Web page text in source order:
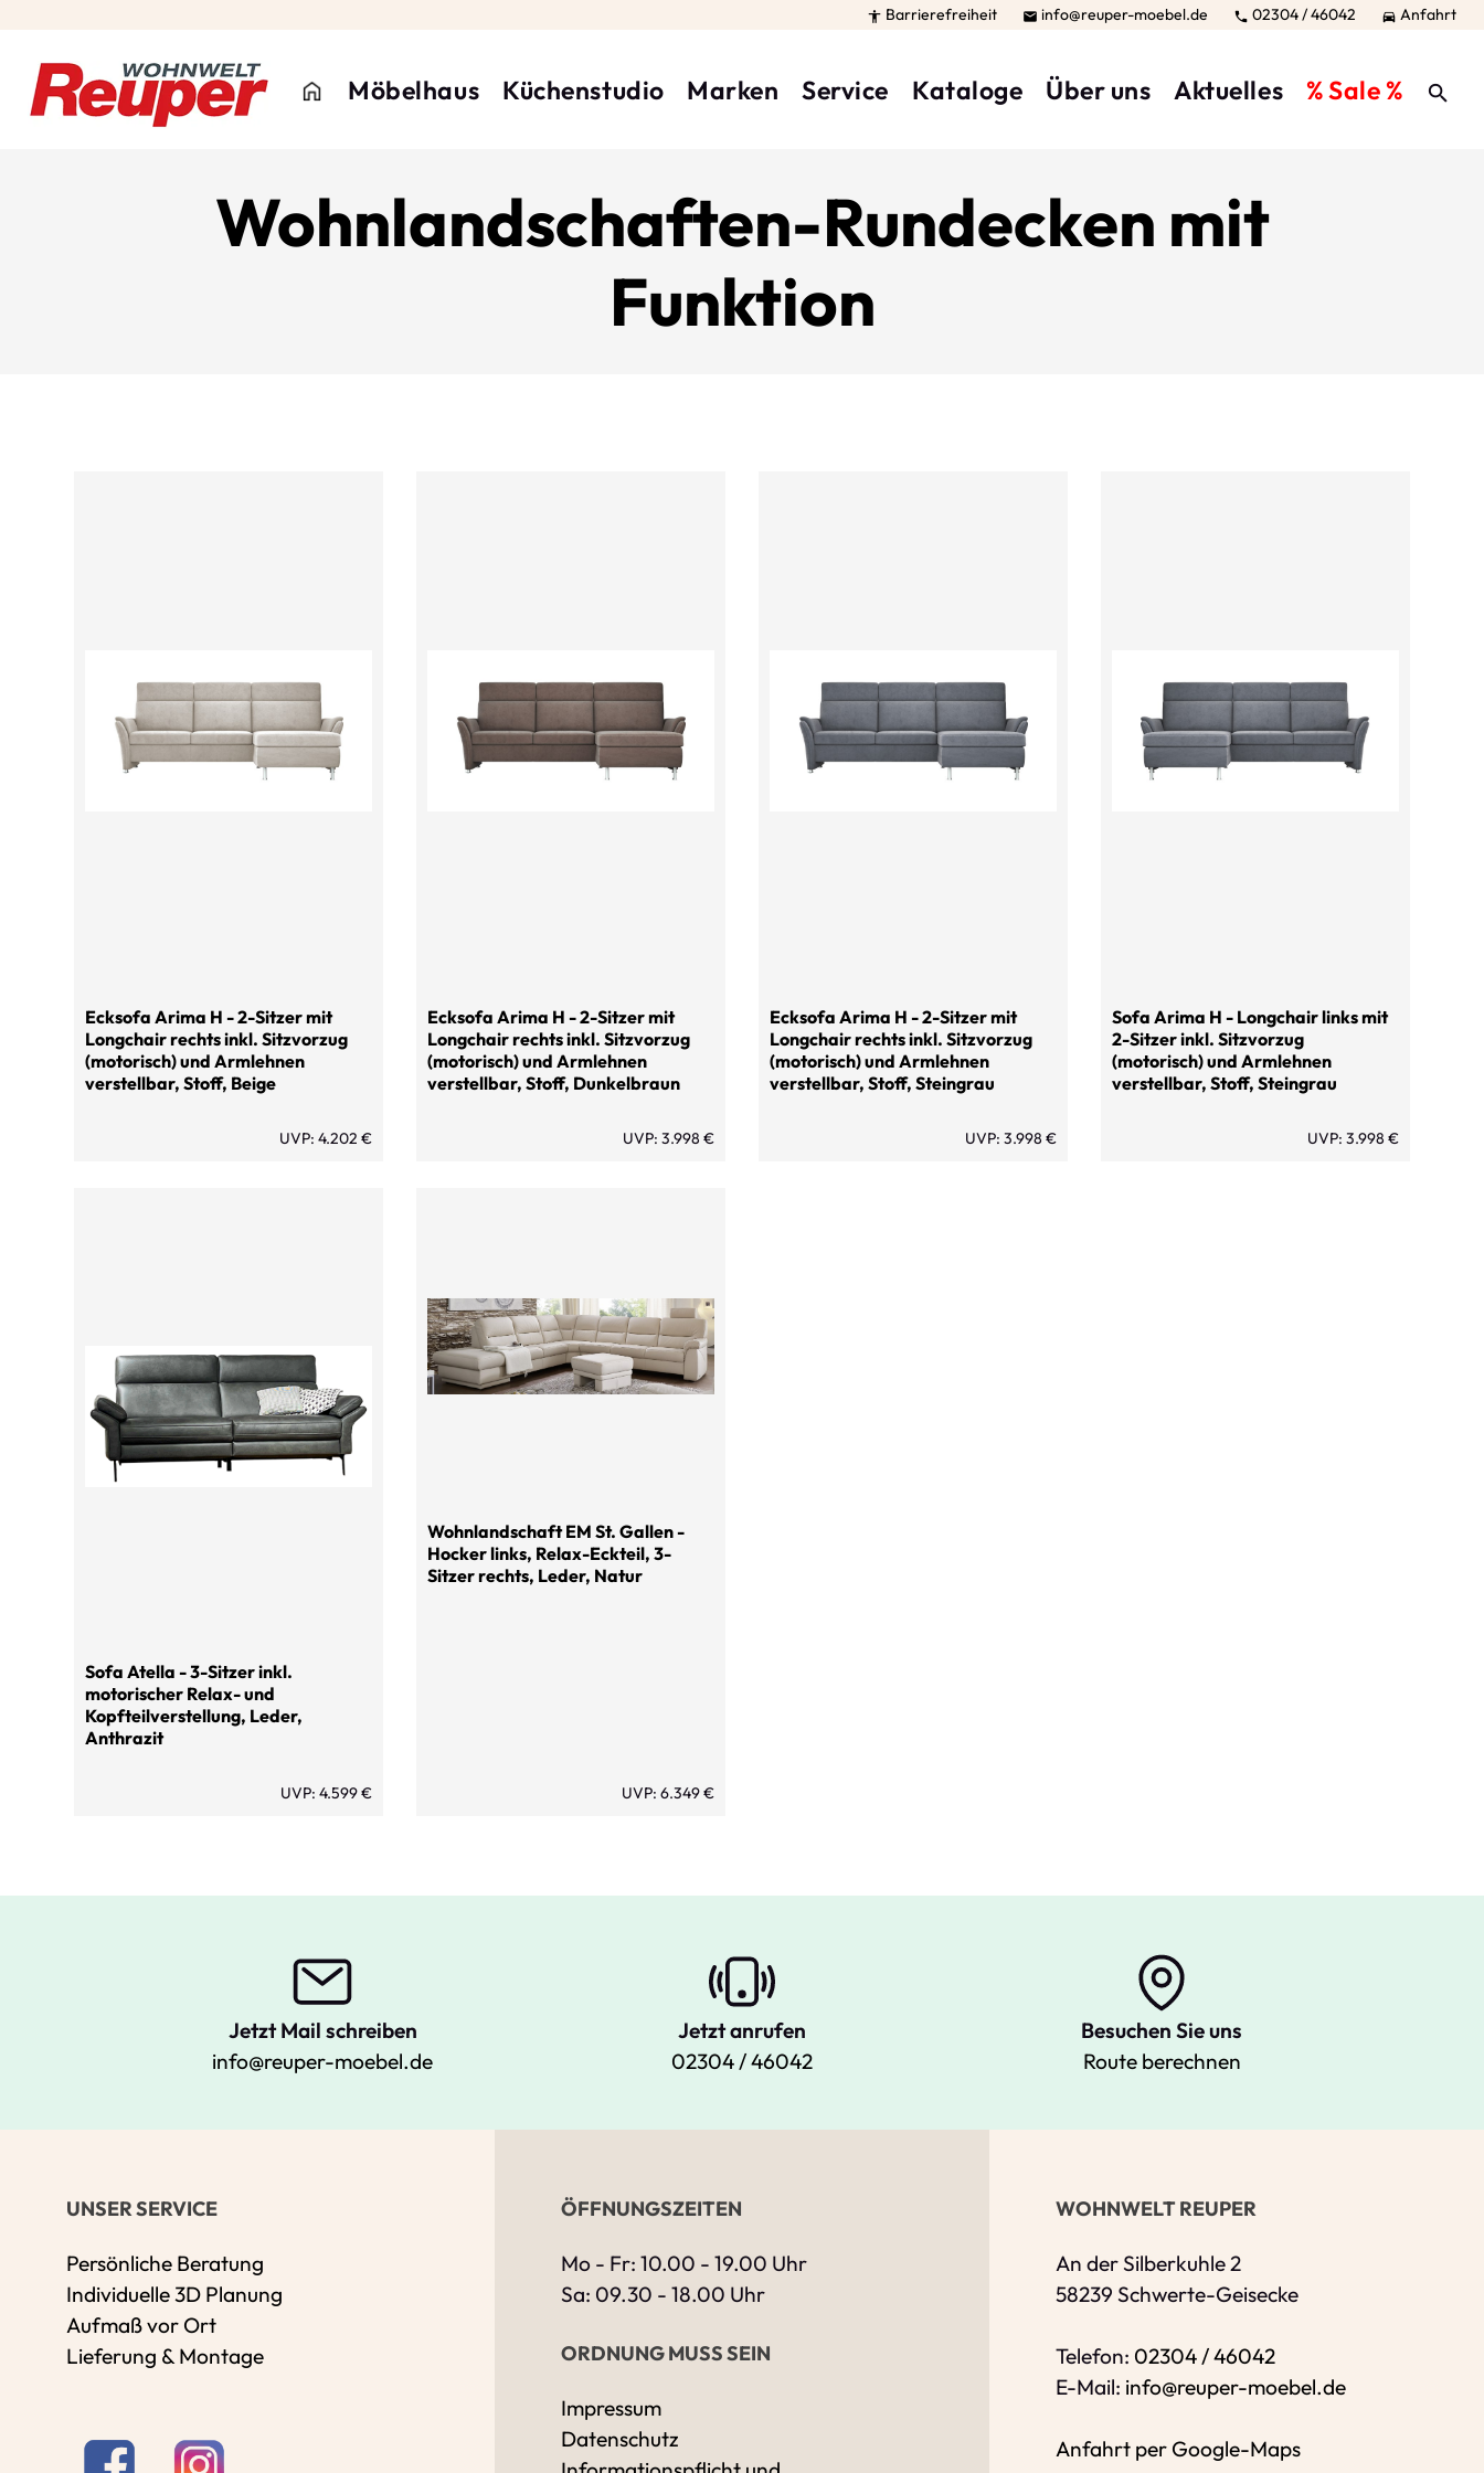
 Barrierefreiheit  info@reuper-moebel.de  02304 / 46042  Anfahrt
Möbelhaus Küchenstudio Marken Service Kataloge Über uns Aktuelles % Sale %
Wohnlandschaften-Rundecken mit
Funktion
Ecksofa Arima H - 2-Sitzer mit
Longchair rechts inkl. Sitzvorzug
(motorisch) und Armlehnen
verstellbar, Stoff, Beige
UVP: 4.202 €
Ecksofa Arima H - 2-Sitzer mit
Longchair rechts inkl. Sitzvorzug
(motorisch) und Armlehnen
verstellbar, Stoff, Dunkelbraun
UVP: 3.998 €
Ecksofa Arima H - 2-Sitzer mit
Longchair rechts inkl. Sitzvorzug
(motorisch) und Armlehnen
verstellbar, Stoff, Steingrau
UVP: 3.998 €
Sofa Arima H - Longchair links mit
2-Sitzer inkl. Sitzvorzug
(motorisch) und Armlehnen
verstellbar, Stoff, Steingrau
UVP: 3.998 €
Sofa Atella - 3-Sitzer inkl.
motorischer Relax- und
Kopfteilverstellung, Leder,
Anthrazit
UVP: 4.599 €
Wohnlandschaft EM St. Gallen -
Hocker links, Relax-Eckteil, 3-
Sitzer rechts, Leder, Natur
UVP: 6.349 €
Jetzt Mail schreiben
info@reuper-moebel.de
Jetzt anrufen
02304 / 46042
Besuchen Sie uns
Route berechnen
UNSER SERVICE
Persönliche Beratung
Individuelle 3D Planung
Aufmaß vor Ort
Lieferung & Montage
ÖFFNUNGSZEITEN
Mo - Fr: 10.00 - 19.00 Uhr
Sa: 09.30 - 18.00 Uhr
ORDNUNG MUSS SEIN
Impressum
Datenschutz
WOHNWELT REUPER
An der Silberkuhle 2
58239 Schwerte-Geisecke
Telefon: 02304 / 46042
E-Mail: info@reuper-moebel.de
Anfahrt per Google-Maps
Alle mit Stern gekennzeichneten Felder
Name*
Bitte geben Sie Ihren vollständigen
Telefon*